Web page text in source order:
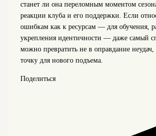
станет ли она переломным моментом
реакции клуба и его поддержки. Если
ошибкам как к ресурсам — для обучения,
укрепления идентичности — даже самый
можно превратить не в оправдание
точку для нового подъема.
Поделиться